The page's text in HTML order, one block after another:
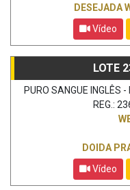
DESEJADA
Vídeo
LOTE
PURO SANGUE
REG.:
DOIDA
Vídeo